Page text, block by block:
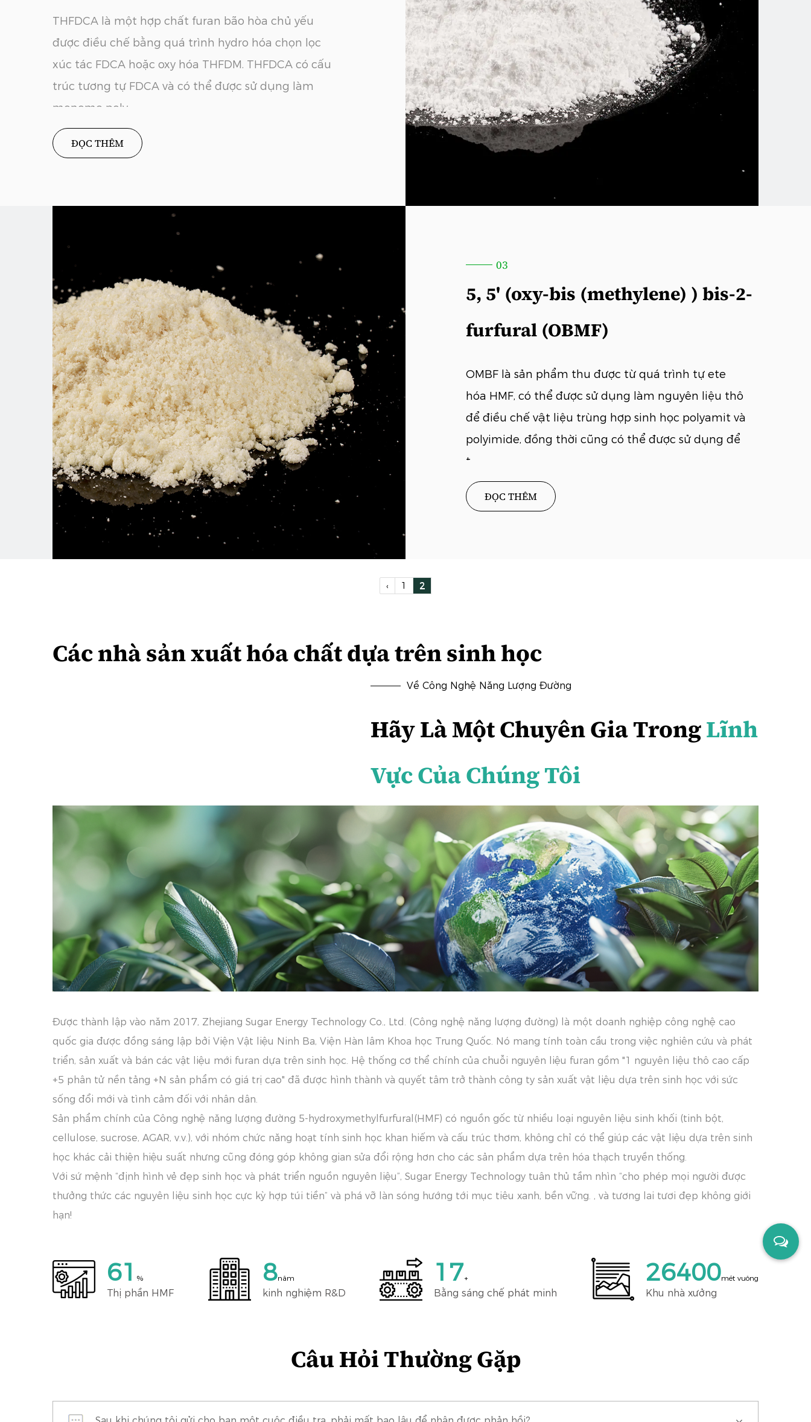
THFDCA là một hợp chất furan bão hòa chủ yếu
được điều chế bằng quá trình hydro hóa chọn lọc
xúc tác FDCA hoặc oxy hóa THFDM. THFDCA có cấu
trúc tương tự FDCA và có thể được sử dụng làm
monome poly...
ĐỌC THÊM
03
5, 5' (oxy-bis (methylene) ) bis-2-
furfural (OBMF)
OMBF là sản phẩm thu được từ quá trình tự ete
hóa HMF, có thể được sử dụng làm nguyên liệu thô
để điều chế vật liệu trùng hợp sinh học polyamit và
polyimide, đồng thời cũng có thể được sử dụng để
t...
ĐỌC THÊM
‹ 1 2
Các nhà sản xuất hóa chất dựa trên sinh học
Về Công Nghệ Năng Lượng Đường
Hãy Là Một Chuyên Gia TrongLĩnh
Vực Của Chúng Tôi
Được thành lập vào năm 2017, Zhejiang Sugar Energy Technology Co., Ltd. (Công nghệ năng lượng đường) là một doanh nghiệp công nghệ cao
quốc gia được đồng sáng lập bởi Viện Vật liệu Ninh Ba, Viện Hàn lâm Khoa học Trung Quốc. Nó mang tính toàn cầu trong việc nghiên cứu và phát
triển, sản xuất và bán các vật liệu mới furan dựa trên sinh học. Hệ thống cơ thể chính của chuỗi nguyên liệu furan gồm "1 nguyên liệu thô cao cấp
+5 phân tử nền tảng +N sản phẩm có giá trị cao" đã được hình thành và quyết tâm trở thành công ty sản xuất vật liệu dựa trên sinh học với sức
sống đổi mới và tình cảm đối với nhân dân.
Sản phẩm chính của Công nghệ năng lượng đường 5-hydroxymethylfurfural(HMF) có nguồn gốc từ nhiều loại nguyên liệu sinh khối (tinh bột,
cellulose, sucrose, AGAR, v.v.), với nhóm chức năng hoạt tính sinh học khan hiếm và cấu trúc thơm, không chỉ có thể giúp các vật liệu dựa trên sinh
học khác cải thiện hiệu suất nhưng cũng đóng góp không gian sửa đổi rộng hơn cho các sản phẩm dựa trên hóa thạch truyền thống.
Với sứ mệnh “định hình vẻ đẹp sinh học và phát triển nguồn nguyên liệu”, Sugar Energy Technology tuân thủ tầm nhìn “cho phép mọi người được
thưởng thức các nguyên liệu sinh học cực kỳ hợp túi tiền” và phá vỡ làn sóng hướng tới mục tiêu xanh, bền vững. , và tương lai tươi đẹp không giới
hạn!
70 %
Thị phần HMF
10năm
kinh nghiệm R&D
20+
Bằng sáng chế phát minh
30000mét vuông
Khu nhà xưởng
Câu Hỏi Thường Gặp